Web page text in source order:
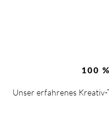
100
Unser erfahrenes Kreativ-